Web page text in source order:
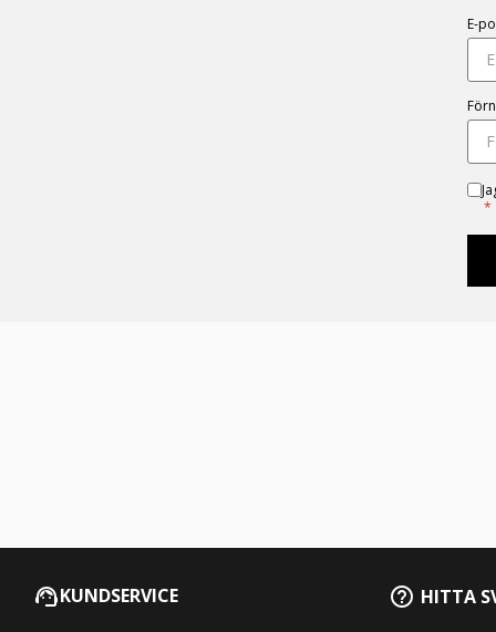
E-
*
KUNDSERVICE HITTA